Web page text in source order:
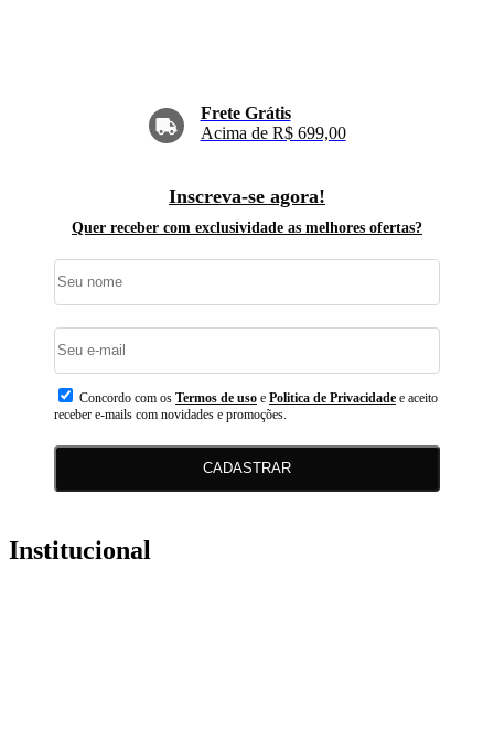
Frete Grátis
Acima de R$ 699,00
Inscreva-se agora!
Quer receber com exclusividade as melhores ofertas?
Concordo com os Termos de uso e Politica de Privacidade e aceito
receber e-mails com novidades e promoções.
CADASTRAR
Institucional